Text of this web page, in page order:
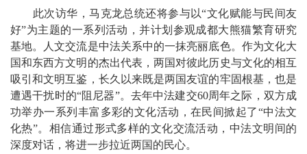
此次访华，马克龙总统还将参与以“文化赋能与民间友
好”为主题的一系列活动，并计划参观成都大熊猫繁育研究
基地。人文交流是中法关系中的一抹亮丽底色。作为文化大
国和东西方文明的杰出代表，两国对彼此历史与文化的相互
吸引和文明互鉴，长久以来既是两国友谊的牢固根基，也是
遭遇干扰时的“阻尼器”。去年中法建交60周年之际，双方成
功举办一系列丰富多彩的文化活动，在民间掀起了“中法文
化热”。相信通过形式多样的文化交流活动，中法文明间的
深度对话，将进一步拉近两国的民心。